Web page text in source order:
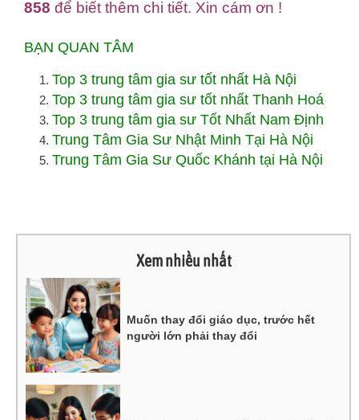
858 để biết thêm chi tiết. Xin cám ơn !
BẠN QUAN TÂM
Top 3 trung tâm gia sư tốt nhất Hà Nội
Top 3 trung tâm gia sư tốt nhất Thanh Hoá
Top 3 trung tâm gia sư Tốt Nhất Nam Định
Trung Tâm Gia Sư Nhật Minh Tại Hà Nội
Trung Tâm Gia Sư Quốc Khánh tại Hà Nội
Xem nhiều nhất
Muốn thay đổi giáo dục, trước hết
người lớn phải thay đổi